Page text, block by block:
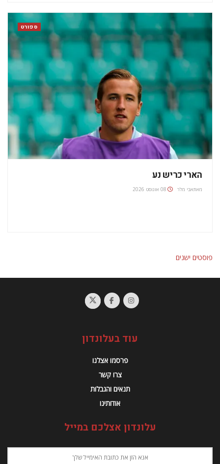
אירופה נפרדה לשלום…
ספורט
הארי כריש נע
מאתאבי מלר 08 אוגוסט 2026
ניווט
פוסטים ישנים
עוד בעלונדון
פרסמו אצלנו
צרו קשר
תנאים והגבלות
אודותינו
עלונדון אצלכם במייל